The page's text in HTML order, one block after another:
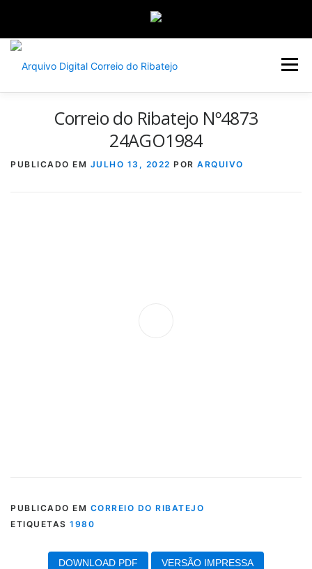
Saltar
conteúdo
Menu
JORNAIS DÉCADAS
VERSÃO PDF E IMPRESSÃO
Correio do Ribatejo Nº4873
24AGO1984
PUBLICADO EM JULHO 13, 2022 POR ARQUIVO
PUBLICADO EM CORREIO DO RIBATEJO
ETIQUETAS 1980
DOWNLOAD PDF VERSÃO IMPRESSA